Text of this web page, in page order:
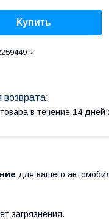
Купить
в течение 14 дней
для вашего
загрязнения.